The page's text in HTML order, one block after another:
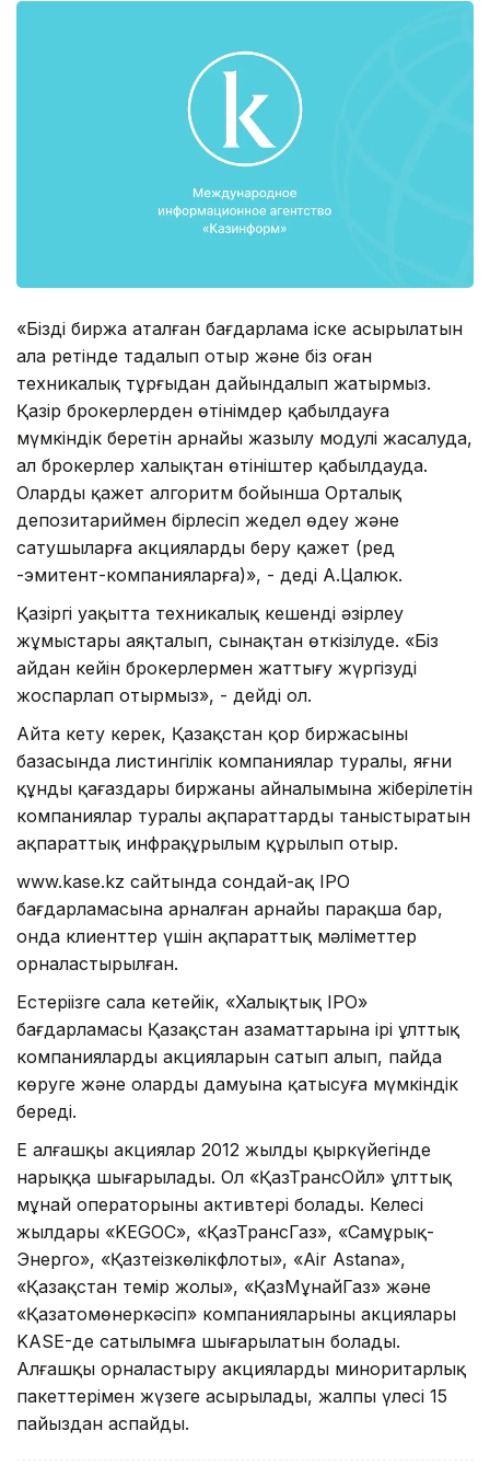
«Біздің биржа аталған бағдарлама іске асырылатын
алаң ретінде таңдалып отыр және біз оған
техникалық тұрғыдан дайындалып жатырмыз.
Қазір брокерлерден өтінімдер қабылдауға
мүмкіндік беретін арнайы жазылу модулі жасалуда,
ал брокерлер халықтан өтініштер қабылдауда.
Оларды қажет алгоритм бойынша Орталық
депозитариймен бірлесіп жедел өңдеу және
сатушыларға акцияларды беру қажет (ред
-эмитент-компанияларға)», - деді А.Цалюк.
Қазіргі уақытта техникалық кешенді әзірлеу
жұмыстары аяқталып, сынақтан өткізілуде. «Біз
айдан кейін брокерлермен жаттығу жүргізуді
жоспарлап отырмыз», - дейді ол.
Айта кету керек, Қазақстан қор биржасының
базасында листингілік компаниялар туралы, яғни
құнды қағаздары биржаның айналымына жіберілетін
компаниялар туралы ақпараттарды таныстыратын
ақпараттық инфрақұрылым құрылып отыр.
www.kase.kz сайтында сондай-ақ IPO
бағдарламасына арналған арнайы парақша бар,
онда клиенттер үшін ақпараттық мәліметтер
орналастырылған.
Естеріңізге сала кетейік, «Халықтық IPO»
бағдарламасы Қазақстан азаматтарына ірі ұлттық
компаниялардың акцияларын сатып алып, пайда
көруге және олардың дамуына қатысуға мүмкіндік
береді.
Ең алғашқы акциялар 2012 жылдың қыркүйегінде
нарыққа шығарылады. Ол «ҚазТрансОйл» ұлттық
мұнай операторының активтері болады. Келесі
жылдары «KEGOC», «ҚазТрансГаз», «Самұрық-
Энерго», «Қазтеңізкөлікфлоты», «Air Astana»,
«Қазақстан темір жолы», «ҚазМұнайГаз» және
«Қазатомөнеркәсіп» компанияларының акциялары
KASE-де сатылымға шығарылатын болады.
Алғашқы орналастыру акциялардың миноритарлық
пакеттерімен жүзеге асырылады, жалпы үлесі 15
пайыздан аспайды.